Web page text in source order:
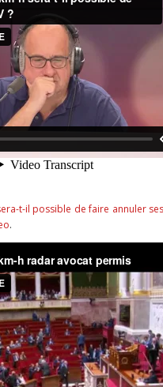
t-il possible de faire annuler ses
.